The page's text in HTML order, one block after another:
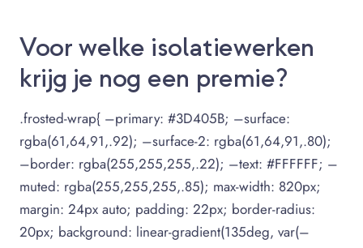
Voor welke isolatiewerken
krijg je nog een premie?
.frosted-wrap{ –primary: #3D405B; –surface:
rgba(61,64,91,.92); –surface-2: rgba(61,64,91,.80);
–border: rgba(255,255,255,.22); –text: #FFFFFF; –
muted: rgba(255,255,255,.85); max-width: 820px;
margin: 24px auto; padding: 22px; border-radius:
20px; background: linear-gradient(135deg, var(–